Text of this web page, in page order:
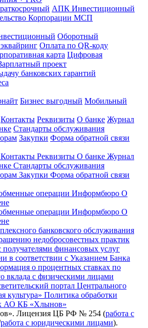
АПК Инвестиционный
Корпорации МСП
Оборотный
Оплата по QR-коду
карта Цифровая
проект
банковских гарантий
Бизнес выгодный Мобильный
Контакты Реквизиты О банке Журнал
Стандарты обслуживания
Закупки Форма обратной связи
Контакты Реквизиты О банке Журнал
Стандарты обслуживания
Закупки Форма обратной связи
операции Информбюро О
операции Информбюро О
банковского обслуживания
недобросовестных практик
получателями финансовых услуг
в соответствии с Указанием Банка
о процентных ставках по
вклада с физическими лицами
портал Центрального
культура» Политика обработки
АО КБ «Хлынов»
Лицензия ЦБ РФ № 254 (работа с
работа с юридическими лицами).